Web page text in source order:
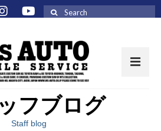
フブログ
Staff blog